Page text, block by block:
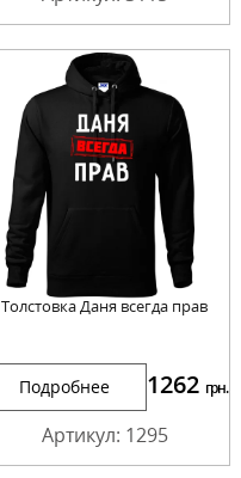
Толстовка Даня всегда прав
Подробнее 1262 грн.
Артикул: 1295